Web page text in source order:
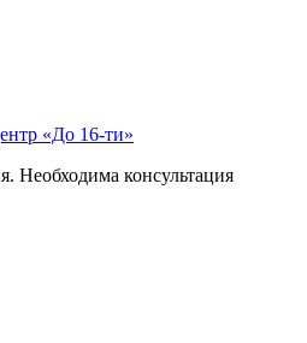
Необходима консультация